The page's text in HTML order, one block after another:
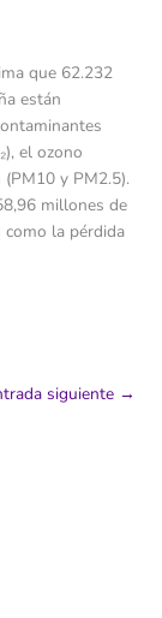
que 62.232
están
el ozono
y PM2.5).
millones de
la pérdida
siguiente →